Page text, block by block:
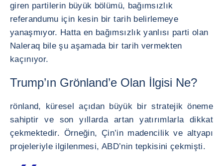
giren partilerin büyük bölümü, bağımsızlık
referandumu için kesin bir tarih belirlemeye
yanaşmıyor. Hatta en bağımsızlık yanlısı parti olan
Naleraq bile şu aşamada bir tarih vermekten
kaçınıyor.
Trump’ın Grönland’e Olan İlgisi Ne?
rönland, küresel açıdan büyük bir stratejik öneme
sahiptir ve son yıllarda artan yatırımlarla dikkat
çekmektedir. Örneğin, Çin’in madencilik ve altyapı
projeleriyle ilgilenmesi, ABD’nin tepkisini çekmişti.